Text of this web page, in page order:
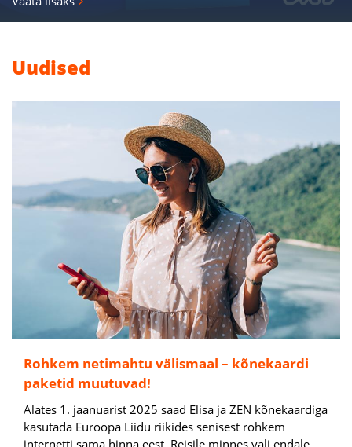
Uudised
Rohkem netimahtu välismaal – kõnekaardi
paketid muutuvad!
Alates 1. jaanuarist 2025 saad Elisa ja ZEN kõnekaardiga
kasutada Euroopa Liidu riikides senisest rohkem
internetti sama hinna eest. Reisile minnes vali endale…